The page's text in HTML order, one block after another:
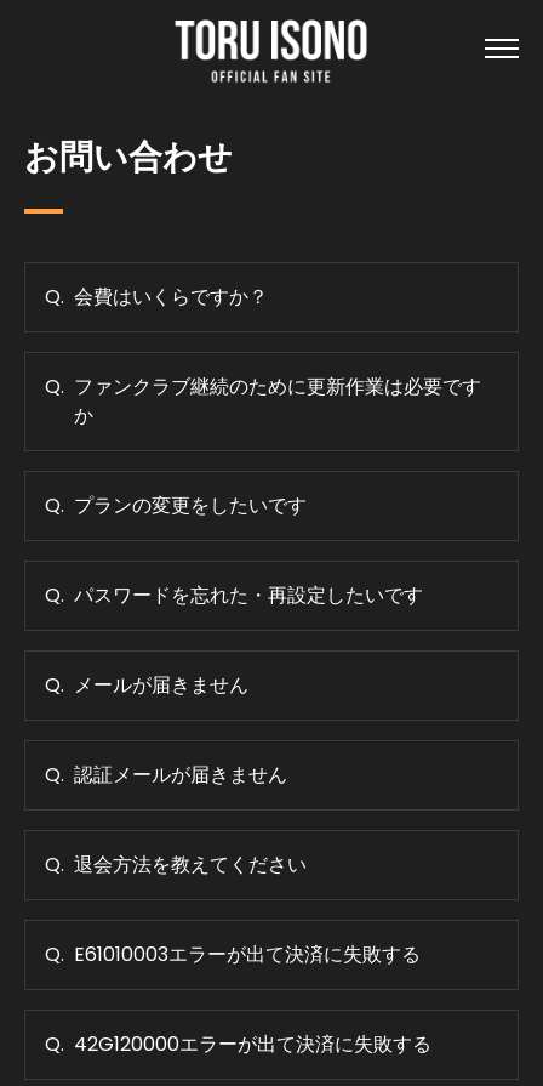
お問い合わせ
会費はいくらですか？
ファンクラブ継続のために更新作業は必要です
か
プランの変更をしたいです
パスワードを忘れた・再設定したいです
メールが届きません
認証メールが届きません
退会方法を教えてください
E61010003エラーが出て決済に失敗する
42G120000エラーが出て決済に失敗する